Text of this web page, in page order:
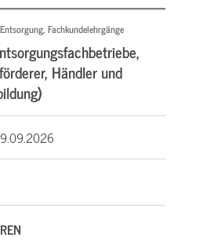
Fachkundelehrgänge
Händler und